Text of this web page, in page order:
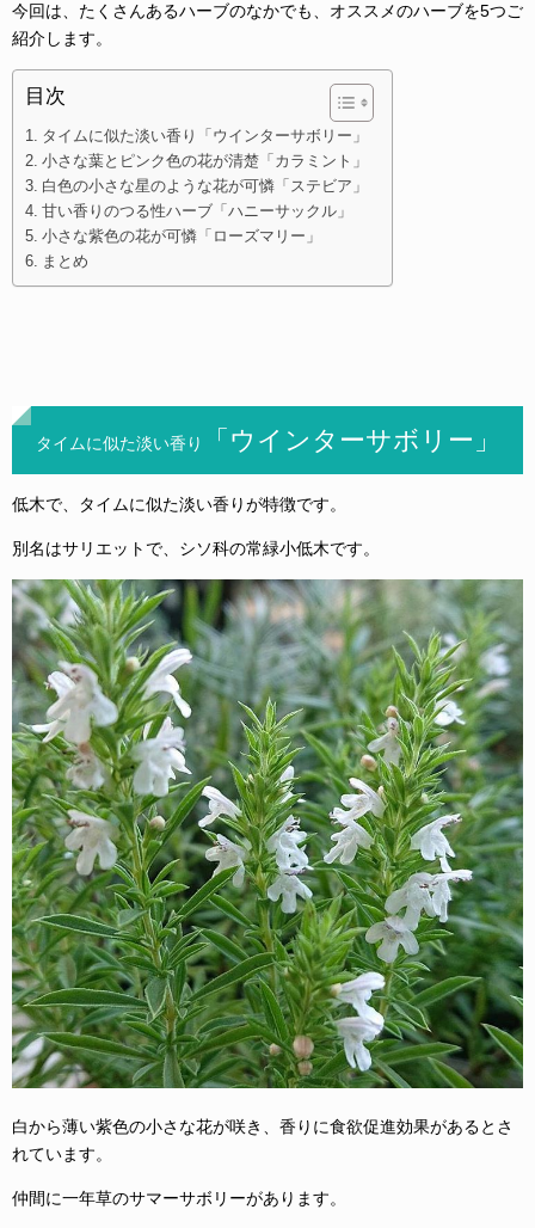
今回は、たくさんあるハーブのなかでも、オススメのハーブを5つご
紹介します。
目次
タイムに似た淡い香り「ウインターサボリー」
小さな葉とピンク色の花が清楚「カラミント」
白色の小さな星のような花が可憐「ステビア」
甘い香りのつる性ハーブ「ハニーサックル」
小さな紫色の花が可憐「ローズマリー」
まとめ
タイムに似た淡い香り 「ウインターサボリー」
低木で、タイムに似た淡い香りが特徴です。
別名はサリエットで、シソ科の常緑小低木です。
白から薄い紫色の小さな花が咲き、香りに食欲促進効果があるとさ
れています。
仲間に一年草のサマーサボリーがあります。